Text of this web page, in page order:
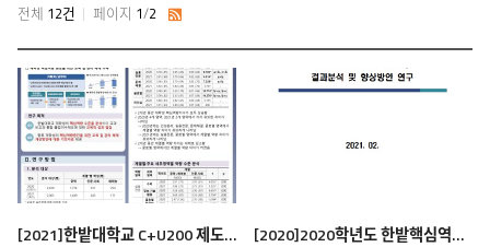
전체 12건 페이지 1/2
[2021]한밭대학교 C+U200 제도 성과 점검을 위한 재학생 핵심역량 추이 조사 [2020]2020학년도 한밭핵심역량 결과분석 및 향상방안 연구